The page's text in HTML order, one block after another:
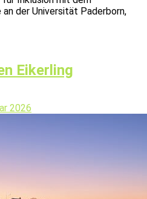
der Universität Paderborn,
Eikerling
2026